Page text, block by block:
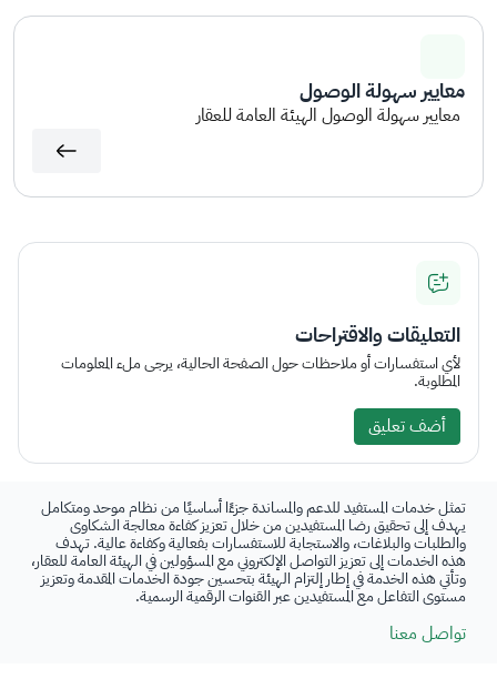
معايير سهولة الوصول
معايير سهولة الوصول الهيئة العامة للعقار
التعليقات والاقتراحات
لأي استفسارات أو ملاحظات حول الصفحة الحالية، يرجى ملء المعلومات
المطلوبة.
أضف تعليق
تمثل خدمات المستفيد للدعم والمساندة جزءًا أساسيًا من نظام موحد ومتكامل
يهدف إلى تحقيق رضا المستفيدين من خلال تعزيز كفاءة معالجة الشكاوى
والطلبات والبلاغات، والاستجابة للاستفسارات بفعالية وكفاءة عالية. تهدف
هذه الخدمات إلى تعزيز التواصل الإلكتروني مع المسؤولين في الهيئة العامة للعقار،
وتأتي هذه الخدمة في إطار إلتزام الهيئة بتحسين جودة الخدمات المقدمة وتعزيز
مستوى التفاعل مع المستفيدين عبر القنوات الرقمية الرسمية.
تواصل معنا